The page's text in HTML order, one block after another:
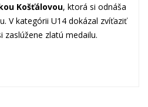
Košťálovou, ktorá si odnáša
V kategórii U14 dokázal zvíťaziť
zaslúžene zlatú medailu.